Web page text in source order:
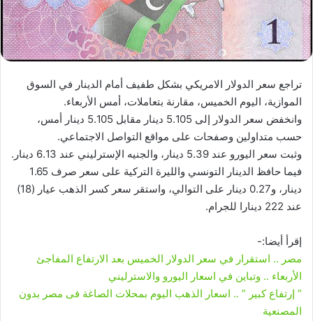
تراجع سعر الدولار الامريكي بشكل طفيف أمام الدينار في السوق
الموازية، اليوم الخميس، مقارنة بتعاملات، أمس الأربعاء.
وانخفض سعر الدولار إلى 5.105 دينار مقابل 5.105 دينار أمس،
حسب متداولين وصفحات على مواقع التواصل الاجتماعي.
وثبت سعر اليورو عند 5.39 دينار، والجنيه الإسترليني عند 6.13 دينار.
فيما حافظ الدينار التونسي والليرة التركية على سعر صرف 1.65
دينار، و0.27 دينار على التوالي، واستقر سعر كسر الذهب عيار (18)
عند 222 دينارا للجرام.
إقرأ أيضا:-
مصر .. استقرار في سعر الدولار الخميس بعد الارتفاع المفاجئ
الأربعاء .. وتباين في اسعار اليورو والاسترليني
” إرتفاع كبير ” .. اسعار الذهب اليوم بمحلات الصاغة فى مصر بدون
المصنعية